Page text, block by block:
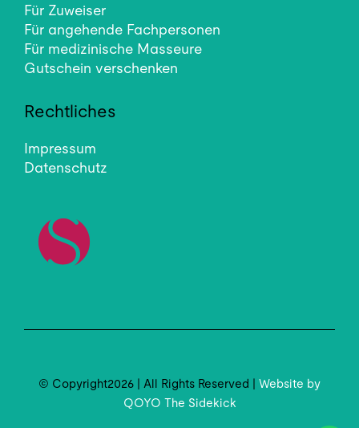
Für Zuweiser
Für angehende Fachpersonen
Für medizinische Masseure
Gutschein verschenken
Rechtliches
Impressum
Datenschutz
© Copyright2026 | All Rights Reserved | Website by
QOYO The Sidekick